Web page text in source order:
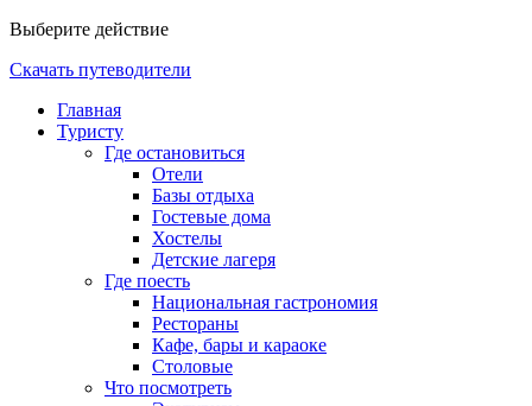
Выберите действие
Скачать путеводители
Главная
Туристу
Где остановиться
Отели
Базы отдыха
Гостевые дома
Хостелы
Детские лагеря
Где поесть
Национальная гастрономия
Рестораны
Кафе, бары и караоке
Столовые
Что посмотреть